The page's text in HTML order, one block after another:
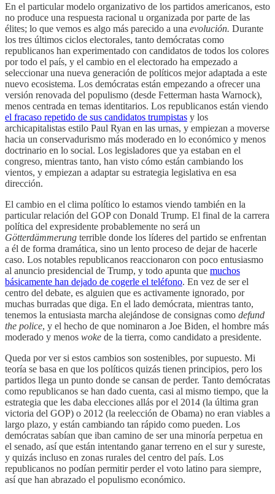
En el particular modelo organizativo de los partidos americanos, esto
no produce una respuesta racional u organizada por parte de las
élites; lo que vemos es algo más parecido a una evolución. Durante
los tres últimos ciclos electorales, tanto demócratas como
republicanos han experimentado con candidatos de todos los colores
por todo el país, y el cambio en el electorado ha empezado a
seleccionar una nueva generación de políticos mejor adaptada a este
nuevo ecosistema. Los demócratas están empezando a ofrecer una
versión renovada del populismo (desde Fetterman hasta Warnock),
menos centrada en temas identitarios. Los republicanos están viendo
el fracaso repetido de sus candidatos trumpistas y los
archicapitalistas estilo Paul Ryan en las urnas, y empiezan a moverse
hacia un conservadurismo más moderado en lo económico y menos
doctrinario en lo social. Los legisladores que ya estaban en el
congreso, mientras tanto, han visto cómo están cambiando los
vientos, y empiezan a adaptar su estrategia legislativa en esa
dirección.
El cambio en el clima político lo estamos viendo también en la
particular relación del GOP con Donald Trump. El final de la carrera
política del expresidente probablemente no será un
Götterdämmerung terrible donde los líderes del partido se enfrentan
a él de forma dramática, sino un lento proceso de dejar de hacerle
caso. Los notables republicanos reaccionaron con poco entusiasmo
al anuncio presidencial de Trump, y todo apunta que muchos
básicamente han dejado de cogerle el teléfono. En vez de ser el
centro del debate, es alguien que es activamente ignorado, por
muchas burradas que diga. En el lado demócrata, mientras tanto,
tenemos la entusiasta marcha alejándose de consignas como defund
the police, y el hecho de que nominaron a Joe Biden, el hombre más
moderado y menos woke de la tierra, como candidato a presidente.
Queda por ver si estos cambios son sostenibles, por supuesto. Mi
teoría se basa en que los políticos quizás tienen principios, pero los
partidos llega un punto donde se cansan de perder. Tanto demócratas
como republicanos se han dado cuenta, casi al mismo tiempo, que la
estrategia que les daba elecciones allás por el 2014 (la última gran
victoria del GOP) o 2012 (la reelección de Obama) no eran viables a
largo plazo, y están cambiando tan rápido como pueden. Los
demócratas sabían que iban camino de ser una minoría perpetua en
el senado, así que están intentando ganar terreno en el sur y sureste,
y quizás incluso en zonas rurales del centro del país. Los
republicanos no podían permitir perder el voto latino para siempre,
así que han abrazado el populismo económico.